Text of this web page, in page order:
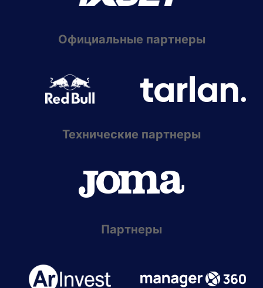
Официальные партнеры
Технические партнеры
Партнеры